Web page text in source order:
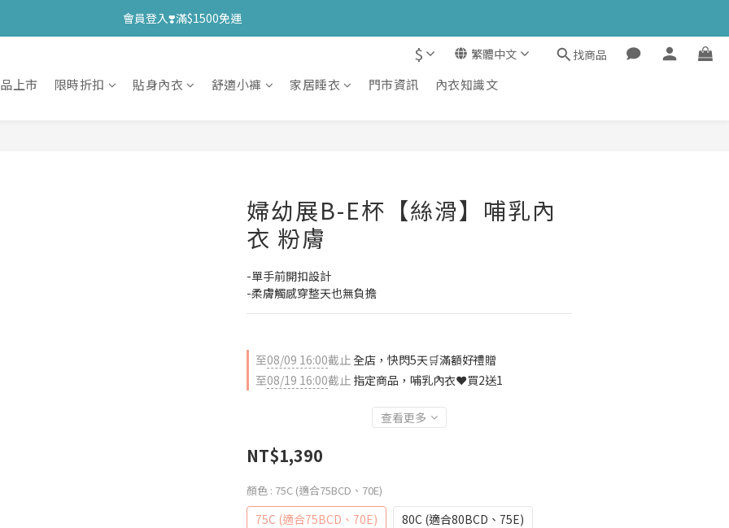
會員登入❣️滿$1500免運
$ 繁體中文 找商品
上市 限時折扣 貼身內衣 舒適小褲 家居睡衣 門市資訊 內衣知識文
婦幼展B-E杯【絲滑】哺乳內
衣 粉膚
-單手前開扣設計
-柔膚觸感穿整天也無負擔
至08/09 16:00截止全店，快閃5天🛒滿額好禮贈
至08/19 16:00截止 指定商品，哺乳內衣❤️買2送1
查看更多
NT$1,390
顏色 : 75C (適合75BCD、70E)
75C (適合75BCD、70E)
80C (適合80BCD、75E)